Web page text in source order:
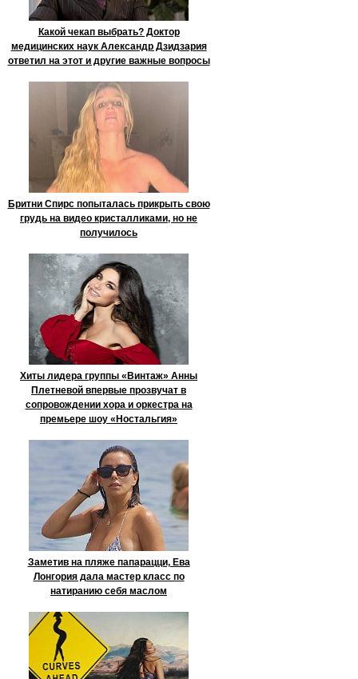
Какой чекап выбрать? Доктор
медицинских наук Александр Дзидзария
ответил на этот и другие важные вопросы
Бритни Спирс попыталась прикрыть свою
грудь на видео кристалликами, но не
получилось
Хиты лидера группы «Винтаж» Анны
Плетневой впервые прозвучат в
сопровождении хора и оркестра на
премьере шоу «Ностальгия»
Заметив на пляже папарацци, Ева
Лонгория дала мастер класс по
натиранию себя маслом